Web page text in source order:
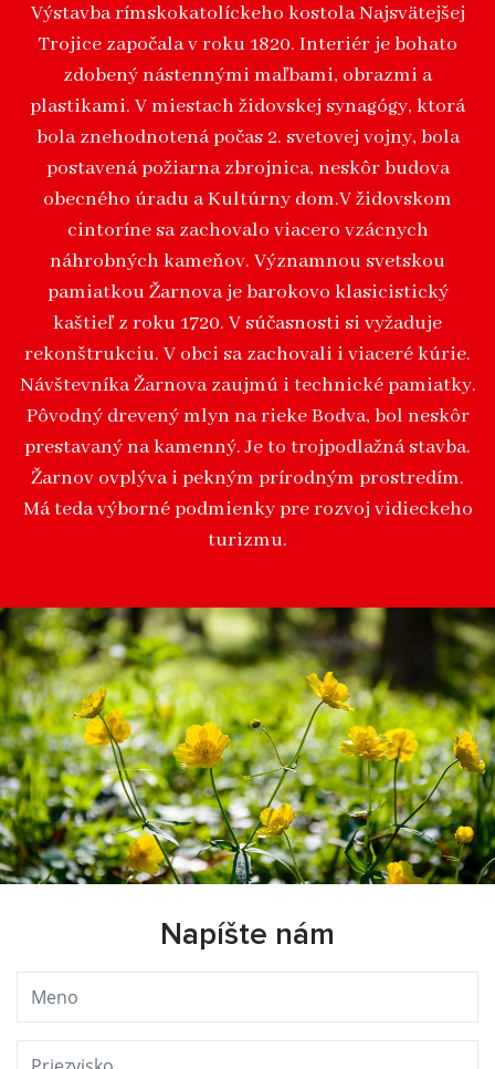
Výstavba rímskokatolíckeho kostola Najsvätejšej
Trojice započala v roku 1820. Interiér je bohato
zdobený nástennými maľbami, obrazmi a
plastikami. V miestach židovskej synagógy, ktorá
bola znehodnotená počas 2. svetovej vojny, bola
postavená požiarna zbrojnica, neskôr budova
obecného úradu a Kultúrny dom.V židovskom
cintoríne sa zachovalo viacero vzácnych
náhrobných kameňov. Významnou svetskou
pamiatkou Žarnova je barokovo klasicistický
kaštieľ z roku 1720. V súčasnosti si vyžaduje
rekonštrukciu. V obci sa zachovali i viaceré kúrie.
Návštevníka Žarnova zaujmú i technické pamiatky.
Pôvodný drevený mlyn na rieke Bodva, bol neskôr
prestavaný na kamenný. Je to trojpodlažná stavba.
Žarnov ovplýva i pekným prírodným prostredím.
Má teda výborné podmienky pre rozvoj vidieckeho
turizmu.
Napíšte nám